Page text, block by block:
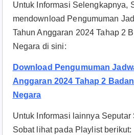
Untuk Informasi Selengkapnya,
mendownload Pengumuman
Tahun Anggaran 2024 Tahap 2
Negara di sini:
Download Pengumuman
Anggaran 2024 Tahap 2
Negara
Untuk Informasi lainnya
Sobat lihat pada Playlist berikut: